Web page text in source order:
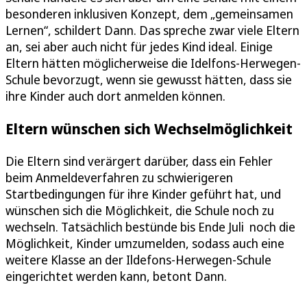
besonderen inklusiven Konzept, dem „gemeinsamen
Lernen“, schildert Dann. Das spreche zwar viele Eltern
an, sei aber auch nicht für jedes Kind ideal. Einige
Eltern hätten möglicherweise die Idelfons-Herwegen-
Schule bevorzugt, wenn sie gewusst hätten, dass sie
ihre Kinder auch dort anmelden können.
Eltern wünschen sich Wechselmöglichkeit
Die Eltern sind verärgert darüber, dass ein Fehler
beim Anmeldeverfahren zu schwierigeren
Startbedingungen für ihre Kinder geführt hat, und
wünschen sich die Möglichkeit, die Schule noch zu
wechseln. Tatsächlich bestünde bis Ende Juli noch die
Möglichkeit, Kinder umzumelden, sodass auch eine
weitere Klasse an der Ildefons-Herwegen-Schule
eingerichtet werden kann, betont Dann.